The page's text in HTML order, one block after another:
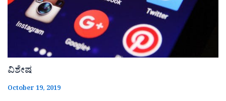
ವಿಶೇಷ
October 19, 2019